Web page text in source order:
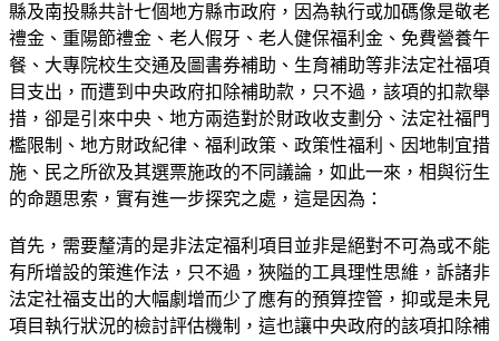
縣及南投縣共計七個地方縣市政府，因為執行或加碼像是敬老
禮金、重陽節禮金、老人假牙、老人健保福利金、免費營養午
餐、大專院校生交通及圖書券補助、生育補助等非法定社福項
目支出，而遭到中央政府扣除補助款，只不過，該項的扣款舉
措，卻是引來中央、地方兩造對於財政收支劃分、法定社福門
檻限制、地方財政紀律、福利政策、政策性福利、因地制宜措
施、民之所欲及其選票施政的不同議論，如此一來，相與衍生
的命題思索，實有進一步探究之處，這是因為：
首先，需要釐清的是非法定福利項目並非是絕對不可為或不能
有所增設的策進作法，只不過，狹隘的工具理性思維，訴諸非
法定社福支出的大幅劇增而少了應有的預算控管，抑或是未見
項目執行狀況的檢討評估機制，這也讓中央政府的該項扣除補